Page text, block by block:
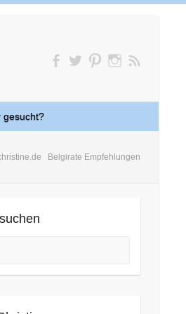
gesucht?
Belgirate Empfehlungen